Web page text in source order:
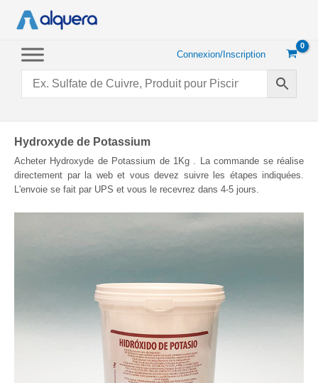
Connexion/Inscription
Hydroxyde de Potassium
Acheter Hydroxyde de Potassium de 1Kg . La commande se réalise
directement par la web et vous devez suivre les étapes indiquées.
L'envoie se fait par UPS et vous le recevrez dans 4-5 jours.